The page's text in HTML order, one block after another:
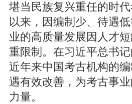
堪当民族复兴重任的时
以来，因编制少、待遇
业的高质量发展因人才
重限制。在习近平总书
近年来中国考古机构的
遇有效改善，为考古事
力量。